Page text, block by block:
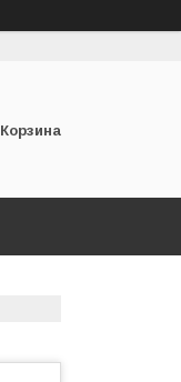
Корзина